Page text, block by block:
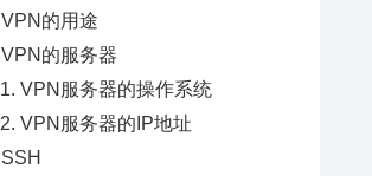
VPN的用途
VPN的服务器
VPN服务器的操作系统
VPN服务器的IP地址
SSH